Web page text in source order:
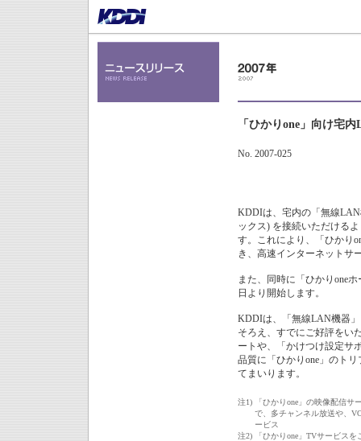
「ひかりone」向け宅
No. 2007-025
KDDIは、宅内の「無線LAN
ックス) を接続いただける
す。これにより、「ひかり
き、高速インターネットサ
また、同時に「ひかりone
日より開始します。
KDDIは、「無線LAN機器
そろえ、すでにご好評をい
ートや、「かけつけ設定サ
品質に「ひかりone」のト
てまいります。
注1)
「ひかりone」の映像配信
で、多チャンネル放送や、
ービス
注2)
「ひかりone」TVサービス